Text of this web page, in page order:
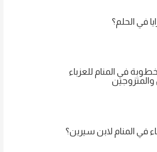
في الحلم؟
في المنام للعزباء
في المنام لابن سيرين؟